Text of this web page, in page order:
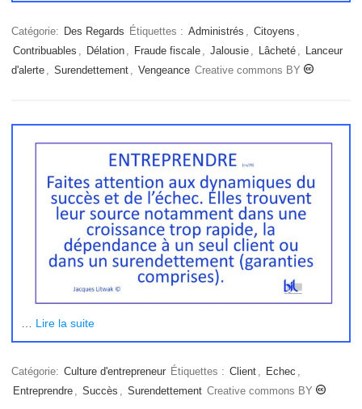
Catégorie: Des Regards Étiquettes : Administrés , Citoyens ,
Contribuables , Délation , Fraude fiscale , Jalousie , Lâcheté , Lanceur
d'alerte , Surendettement , Vengeance Creative commons BY
Lire la suite
Catégorie: Culture d'entrepreneur Étiquettes : Client Echec
Entreprendre
Succès Surendettement Creative commons BY